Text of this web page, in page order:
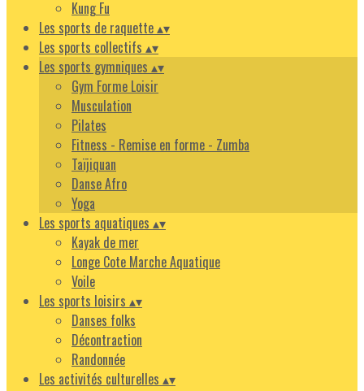
Kung Fu
Les sports de raquette▴▾
Les sports collectifs ▴▾
Les sports gymniques ▴▾
Gym Forme Loisir
Musculation
Pilates
Fitness - Remise en forme - Zumba
Taïjiquan
Danse Afro
Yoga
Les sports aquatiques ▴▾
Kayak de mer
Longe Cote Marche Aquatique
Voile
Les sports loisirs ▴▾
Danses folks
Décontraction
Randonnée
Les activités culturelles ▴▾